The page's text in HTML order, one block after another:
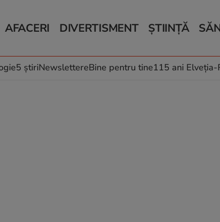
AFACERI
Auto
Locuri de muncă
DIVERTISMENT
Horoscop
Muzică și Filme
ȘTIINȚĂ
Schimbări
5 știriNewslettereBine pentru tine115 ani Elveția-